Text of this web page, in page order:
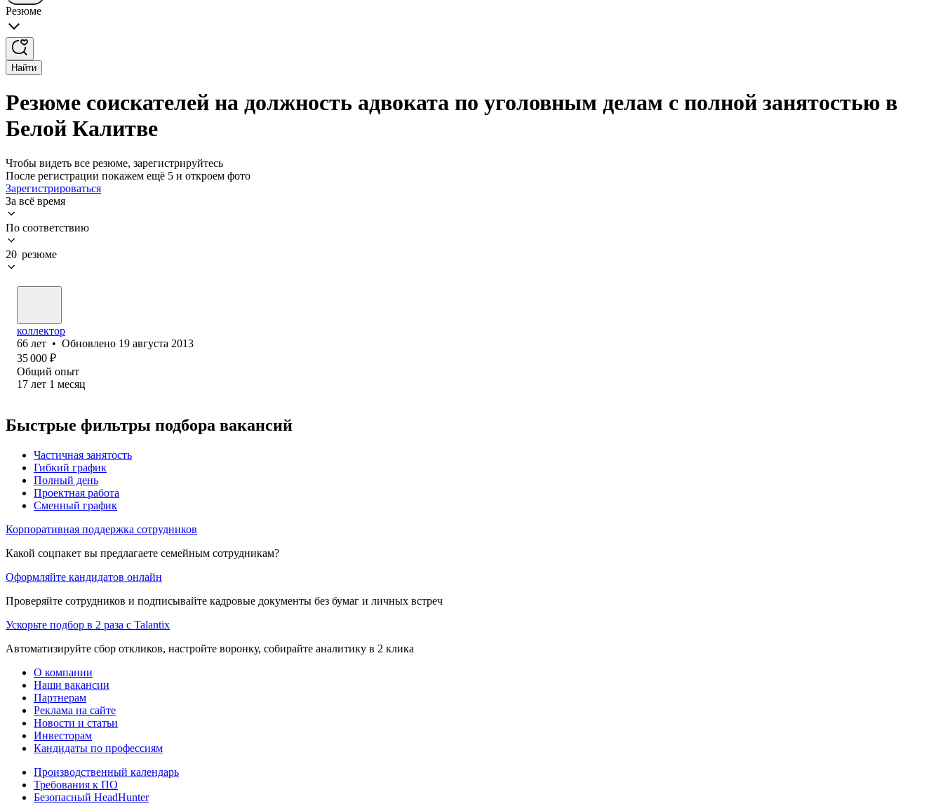
Резюме
Найти
Резюме соискателей на должность адвоката по уголовным делам с полной занятостью в
Белой Калитве
Чтобы видеть все резюме, зарегистрируйтесь
После регистрации покажем ещё 5 и откроем фото
Зарегистрироваться
За всё время
По соответствию
20 резюме
коллектор
66 лет • Обновлено 19 августа 2013
35 000 ₽
Общий опыт
17 лет 1 месяц
Быстрые фильтры подбора вакансий
Частичная занятость
Гибкий график
Полный день
Проектная работа
Сменный график
Корпоративная поддержка сотрудников
Какой соцпакет вы предлагаете семейным сотрудникам?
Оформляйте кандидатов онлайн
Проверяйте сотрудников и подписывайте кадровые документы без бумаг и личных встреч
Ускорьте подбор в 2 раза с Talantix
Автоматизируйте сбор откликов, настройте воронку, собирайте аналитику в 2 клика
О компании
Наши вакансии
Партнерам
Реклама на сайте
Новости и статьи
Инвесторам
Кандидаты по профессиям
Производственный календарь
Требования к ПО
Безопасный HeadHunter